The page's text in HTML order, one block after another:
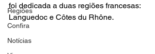
Regiões
Confira
Notícias
foi dedicada a duas regiões francesas:
Languedoc e Côtes du Rhône.